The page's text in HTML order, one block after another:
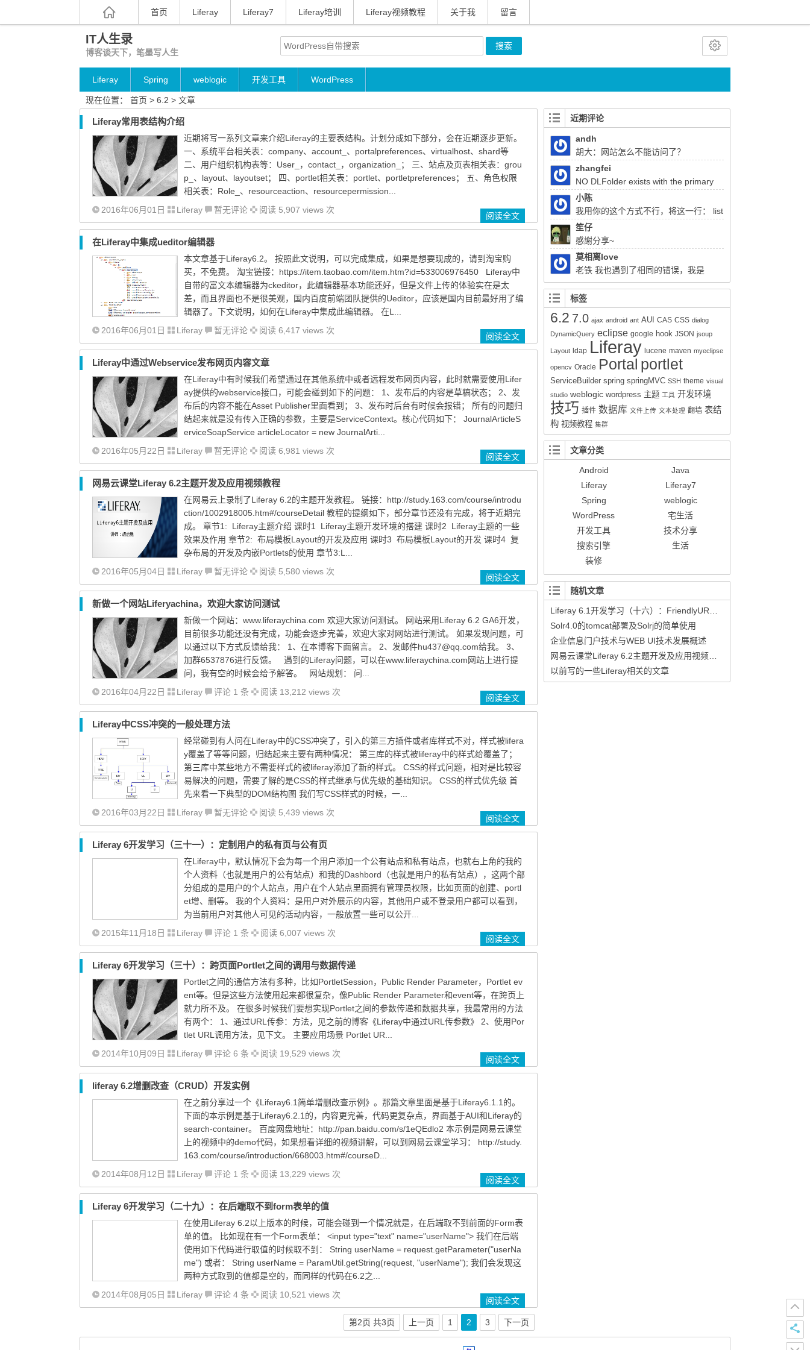
首页 Liferay Liferay7 Liferay培训 Liferay视频教程 关于我 留言
IT人生录
博客谈天下，笔墨写人生
Liferay Spring weblogic 开发工具 WordPress
现在位置： 首页 > 6.2 > 文章
Liferay常用表结构介绍
近期将写一系列文章来介绍Liferay的主要表结构。计划分成如下部分，会在近期逐步更新。
一、系统平台相关表：company、account_、portalpreferences、virtualhost、shard等
二、用户组织机构表等：User_，contact_，organization_； 三、站点及页表相关表：grou
p_、layout、layoutset； 四、portlet相关表：portlet、portletpreferences； 五、角色权限
相关表：Role_、resourceaction、resourcepermission...
2016年06月01日
Liferay 暂无评论 阅读 5,907 views 次
阅读全文
在Liferay中集成ueditor编辑器
本文章基于Liferay6.2。 按照此文说明，可以完成集成，如果是想要现成的，请到淘宝购
买，不免费。 淘宝链接：https://item.taobao.com/item.htm?id=533006976450 Liferay中
自带的富文本编辑器为ckeditor，此编辑器基本功能还好，但是文件上传的体验实在是太
差，而且界面也不是很美观，国内百度前端团队提供的Ueditor，应该是国内目前最好用了编
辑器了。下文说明，如何在Liferay中集成此编辑器。 在L...
2016年06月01日
Liferay 暂无评论 阅读 6,417 views 次
阅读全文
Liferay中通过Webservice发布网页内容文章
在Liferay中有时候我们希望通过在其他系统中或者远程发布网页内容，此时就需要使用Lifer
ay提供的webservice接口，可能会碰到如下的问题： 1、发布后的内容是草稿状态； 2、发
布后的内容不能在Asset Publisher里面看到； 3、发布时后台有时候会报错； 所有的问题归
结起来就是没有传入正确的参数，主要是ServiceContext。核心代码如下： JournalArticleS
erviceSoapService articleLocator = new JournalArti...
2016年05月22日
Liferay 暂无评论 阅读 6,981 views 次
阅读全文
网易云课堂Liferay 6.2主题开发及应用视频教程
在网易云上录制了Liferay 6.2的主题开发教程。 链接：http://study.163.com/course/introdu
ction/1002918005.htm#/courseDetail 教程的提纲如下，部分章节还没有完成，将于近期完
成。 章节1: Liferay主题介绍 课时1 Liferay主题开发环境的搭建 课时2 Liferay主题的一些
效果及作用 章节2: 布局模板Layout的开发及应用 课时3 布局模板Layout的开发 课时4 复
杂布局的开发及内嵌Portlets的使用 章节3:L...
2016年05月04日
Liferay 暂无评论 阅读 5,580 views 次
阅读全文
新做一个网站Liferyachina，欢迎大家访问测试
新做一个网站：www.liferaychina.com 欢迎大家访问测试。 网站采用Liferay 6.2 GA6开发，
目前很多功能还没有完成，功能会逐步完善，欢迎大家对网站进行测试。 如果发现问题，可
以通过以下方式反馈给我： 1、在本博客下面留言。 2、发邮件hu437@qq.com给我。 3、
加群6537876进行反馈。 遇到的Liferay问题，可以在www.liferaychina.com网站上进行提
问，我有空的时候会给予解答。 网站规划： 问...
2016年04月22日
Liferay 评论 1 条 阅读 13,212 views 次
阅读全文
Liferay中CSS冲突的一般处理方法
经常碰到有人问在Liferay中的CSS冲突了，引入的第三方插件或者库样式不对，样式被lifera
y覆盖了等等问题，归结起来主要有两种情况： 第三库的样式被liferay中的样式给覆盖了；
第三库中某些地方不需要样式的被liferay添加了新的样式。 CSS的样式问题，相对是比较容
易解决的问题，需要了解的是CSS的样式继承与优先级的基础知识。 CSS的样式优先级 首
先来看一下典型的DOM结构图 我们写CSS样式的时候，一...
2016年03月22日
Liferay 暂无评论 阅读 5,439 views 次
阅读全文
Liferay 6开发学习（三十一）：定制用户的私有页与公有页
在Liferay中，默认情况下会为每一个用户添加一个公有站点和私有站点，也就右上角的我的
个人资料（也就是用户的公有站点）和我的Dashbord（也就是用户的私有站点），这两个部
分组成的是用户的个人站点，用户在个人站点里面拥有管理员权限，比如页面的创建、portl
et增、删等。 我的个人资料：是用户对外展示的内容，其他用户或不登录用户都可以看到，
为当前用户对其他人可见的活动内容，一般放置一些可以公开...
2015年11月18日
Liferay 评论 1 条 阅读 6,007 views 次
阅读全文
Liferay 6开发学习（三十）：跨页面Portlet之间的调用与数据传递
Portlet之间的通信方法有多种，比如PortletSession，Public Render Parameter，Portlet ev
ent等。但是这些方法使用起来都很复杂，像Public Render Parameter和event等，在跨页上
就力所不及。 在很多时候我们要想实现Portlet之间的参数传递和数据共享，我最常用的方法
有两个： 1、通过URL传参：方法，见之前的博客《Liferay中通过URL传参数》 2、使用Por
tlet URL调用方法，见下文。 主要应用场景 Portlet UR...
2014年10月09日
Liferay 评论 6 条 阅读 19,529 views 次
阅读全文
liferay 6.2增删改查（CRUD）开发实例
在之前分享过一个《Liferay6.1简单增删改查示例》。那篇文章里面是基于Liferay6.1.1的。
下面的本示例是基于Liferay6.2.1的，内容更完善，代码更复杂点，界面基于AUI和Liferay的
search-container。 百度网盘地址：http://pan.baidu.com/s/1eQEdlo2 本示例是网易云课堂
上的视频中的demo代码，如果想看详细的视频讲解，可以到网易云课堂学习： http://study.
163.com/course/introduction/668003.htm#/courseD...
2014年08月12日
Liferay 评论 1 条 阅读 13,229 views 次
阅读全文
Liferay 6开发学习（二十九）：在后端取不到form表单的值
在使用Liferay 6.2以上版本的时候，可能会碰到一个情况就是，在后端取不到前面的Form表
单的值。 比如现在有一个Form表单： <input type="text" name="userName"> 我们在后端
使用如下代码进行取值的时候取不到： String userName = request.getParameter("userNa
me") 或者： String userName = ParamUtil.getString(request, "userName"); 我们会发现这
两种方式取到的值都是空的，而同样的代码在6.2之...
2014年08月05日
Liferay 评论 4 条 阅读 10,521 views 次
阅读全文
第2页 共3页 上一页 1 2 3 下一页
近期评论
andh
胡大：网站怎么不能访问了？
zhangfei
NO DLFolder exists with the primary
key 22333 胡总，使用liferay上传文件报了这
个错，该怎么解决
小陈
我用你的这个方式不行，将这一行： list
= (List)QueryUtil.list(q, getDialect(),start, end,
false); 注释掉换成：list = q.list();前面的：
Query q = session.createQuery(sql); 换成
Query q =
session.createSQLQuery(HQL).addEntity("这
里是xx-service.xml的名称", 类名Impl.class);就
可以实现查询功能了。但是有个问题就是只能
得到该类的所有属性所对应的值，其它类的值
无法获得。比如我们的sql写联查就只能得到其
中一张表的数据而不是该SQL语句查询到的所
有数据。求教该如何解决的好呢？
笙仔
感謝分享~
莫相离love
老铁 我也遇到了相同的错误，我是
Liferay7.0.4+openldap2.4报的这个错，请问你
解决了吗？
标签
6.2 7.0 ajax android ant AUI CAS CSS dialog
DynamicQuery eclipse google hook JSON jsoup
Layout ldap Liferay lucene maven myeclipse
opencv Oracle Portal portlet
ServiceBuilder spring springMVC SSH theme visual
studio weblogic wordpress 主题 工具 开发环境
技巧 插件 数据库 文件上传 文本处理 翻墙 表结
构 视频教程 集群
文章分类
Android
Java
Liferay
Liferay7
Spring
weblogic
WordPress
宅生活
开发工具
技术分享
搜索引擎
生活
装修
随机文章
Solr4.0的tomcat部署及Solrj的简单使用
企业信息门户技术与WEB UI技术发展概述
以前写的一些Liferay相关的文章